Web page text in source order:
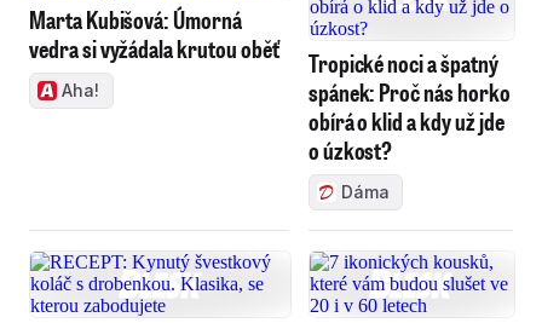
Marta Kubišová: Úmorná
vedra si vyžádala krutou oběť
Aha!
Tropické noci a špatný
spánek: Proč nás horko
obírá o klid a kdy už jde
o úzkost?
Dáma